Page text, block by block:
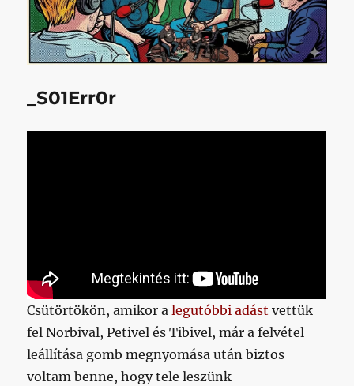
_S01Err0r
Csütörtökön, amikor alegutóbbi adást vettük
fel Norbival, Petivel és Tibivel, már a felvétel
leállítása gomb megnyomása után biztos
voltam benne, hogy tele leszünk